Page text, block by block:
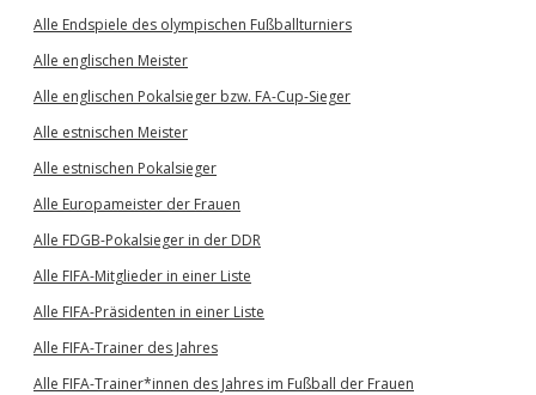
Alle Endspiele des olympischen Fußballturniers
Alle englischen Meister
Alle englischen Pokalsieger bzw. FA-Cup-Sieger
Alle estnischen Meister
Alle estnischen Pokalsieger
Alle Europameister der Frauen
Alle FDGB-Pokalsieger in der DDR
Alle FIFA-Mitglieder in einer Liste
Alle FIFA-Präsidenten in einer Liste
Alle FIFA-Trainer des Jahres
Alle FIFA-Trainer*innen des Jahres im Fußball der Frauen